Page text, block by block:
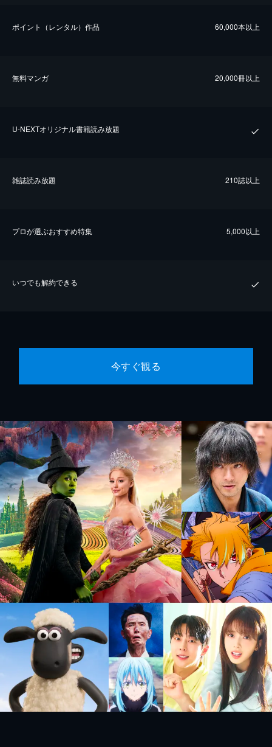
ポイント（レンタル）作品 60,000本以上
無料マンガ 20,000冊以上
U-NEXTオリジナル書籍読み放題
雑誌読み放題 210誌以上
プロが選ぶおすすめ特集 5,000以上
いつでも解約できる
今すぐ観る